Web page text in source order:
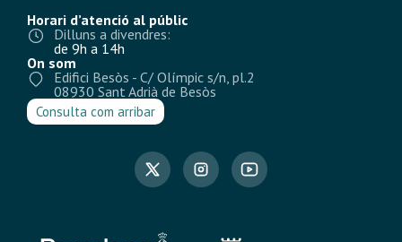
Horari d’atenció al públic
Dilluns a divendres:
de 9h a 14h
On som
Edifici Besòs - C/ Olímpic s/n, pl.2
08930 Sant Adrià de Besòs
Consulta com arribar